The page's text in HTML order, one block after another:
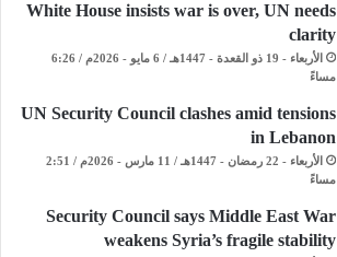
White House insists war is over, UN needs
clarity
الأربعاء - 19 ذو القعدة - 1447هـ / 6 مايو - 2026م / 6:26
مساءً
UN Security Council clashes amid tensions
in Lebanon
الأربعاء - 22 رمضان - 1447هـ / 11 مارس - 2026م / 2:51
مساءً
Security Council says Middle East War
weakens Syria’s fragile stability